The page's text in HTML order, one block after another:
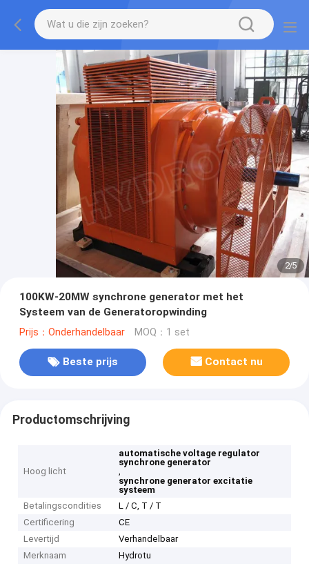
2/5
100KW-20MW synchrone generator met het
Systeem van de Generatoropwinding
Prijs：Onderhandelbaar MOQ：1 set
Beste prijs Contact nu
Productomschrijving
Hoog licht
automatische voltage regulator
synchrone generator
,
synchrone generator excitatie
systeem
Betalingscondities
L / C, T / T
Certificering
CE
Levertijd
Verhandelbaar
Merknaam
Hydrotu